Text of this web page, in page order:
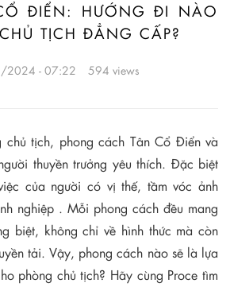
ĐIỂN: HƯỚNG ĐI NÀO
TỊCH ĐẲNG CẤP?
- 07:22 594 views
chủ tịch, phong cách Tân Cổ Điển và
thuyền trưởng yêu thích. Đặc biệt
của người có vị thế, tầm vóc ảnh
nghiệp . Mỗi phong cách đều mang
biệt, không chỉ về hình thức mà còn
tải. Vậy, phong cách nào sẽ là lựa
phòng chủ tịch? Hãy cùng Proce tìm